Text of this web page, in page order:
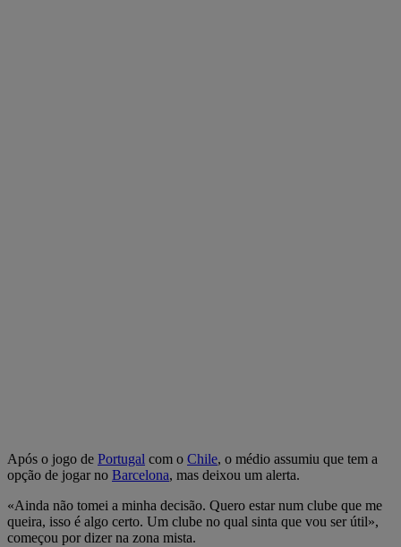
Após o jogo de Portugal com o Chile, o médio assumiu que tem a
opção de jogar no Barcelona, mas deixou um alerta.
«Ainda não tomei a minha decisão. Quero estar num clube que me
queira, isso é algo certo. Um clube no qual sinta que vou ser útil»,
começou por dizer na zona mista.